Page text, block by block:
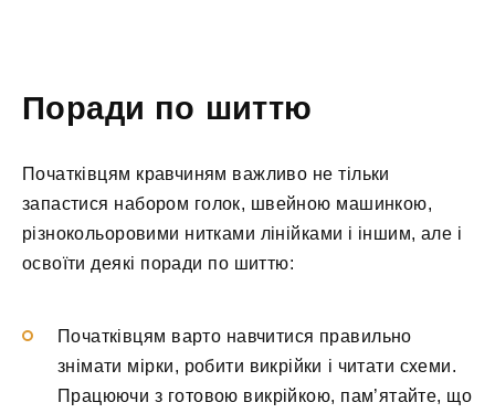
Поради по шиттю
Початківцям кравчиням важливо не тільки
запастися набором голок, швейною машинкою,
різнокольоровими нитками лінійками і іншим, але і
освоїти деякі поради по шиттю:
Початківцям варто навчитися правильно
знімати мірки, робити викрійки і читати схеми.
Працюючи з готовою викрійкою, пам’ятайте, що